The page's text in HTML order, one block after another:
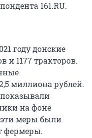
161.RU.
году донские
и 1177 тракторов.
миллиона рублей.
на фоне
меры были
фермеры.